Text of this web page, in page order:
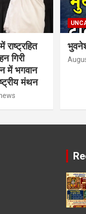
राष्ट्रहित
गिरी
में भगवान
मंथन